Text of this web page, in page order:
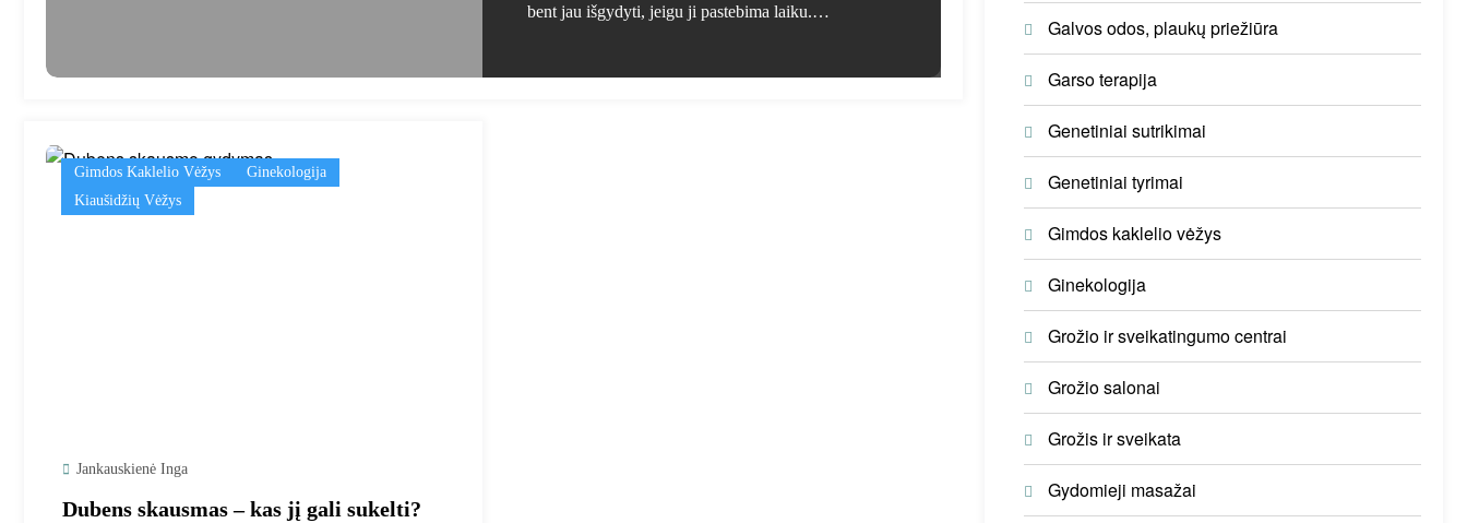
bent jau išgydyti, jeigu ji pastebima laiku.…
Gimdos Kaklelio Vėžys
Ginekologija
Kiaušidžių Vėžys
Jankauskienė Inga
Dubens skausmas – kas jį gali sukelti?
Galvos odos, plaukų priežiūra
Garso terapija
Genetiniai sutrikimai
Genetiniai tyrimai
Gimdos kaklelio vėžys
Ginekologija
Grožio ir sveikatingumo centrai
Grožio salonai
Grožis ir sveikata
Gydomieji masažai